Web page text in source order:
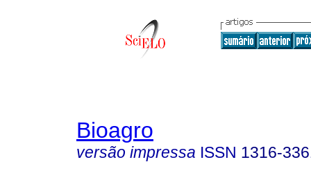
Bioagro
versão impressa ISSN 1316-